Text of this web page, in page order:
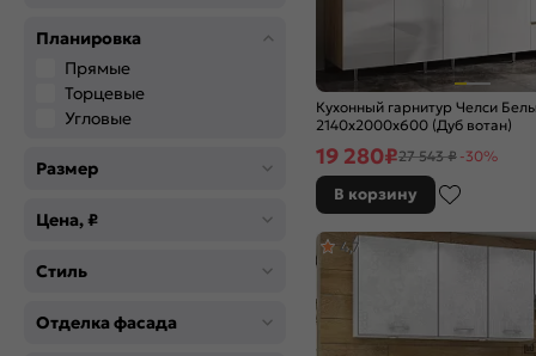
Коричневый
Розовый
Серый
Синий
Черный
Цвет
Brown Casella Oak 2S
Grey Softwood
Планировка
Прямые
Торцевые
Угловые
Размер
Цена, ₽
Стиль
Отделка фасада
Кухонный гарнитур Челси
2140x2000x600 (Дуб вотан)
19 280₽27 543 ₽ -30%
В корзину
4,7